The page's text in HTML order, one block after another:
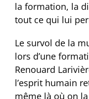
la formation, la
tout ce qui lui
Le survol de la
lors d’une
Renouard
l’esprit humain
même là où on